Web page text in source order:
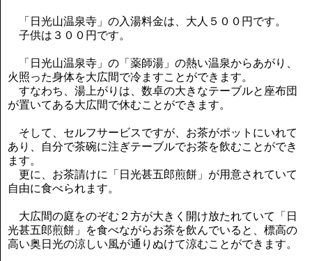
「日光山温泉寺」の入湯料金は、大人５００円です。
子供は３００円です。
「日光山温泉寺」の「薬師湯」の熱い温泉からあがり、
火照った身体を大広間で冷ますことができます。
すなわち、湯上がりは、数卓の大きなテーブルと座布団
が置いてある大広間で休むことができます。
そして、セルフサービスですが、お茶がポットにいれて
あり、自分で茶碗に注ぎテーブルでお茶を飲むことができ
ます。
更に、お茶請けに「日光甚五郎煎餅」が用意されていて
自由に食べられます。
大広間の庭をのぞむ２方が大きく開け放たれていて「日
光甚五郎煎餅」を食べながらお茶を飲んでいると、標高の
高い奥日光の涼しい風が通りぬけて涼むことができます。